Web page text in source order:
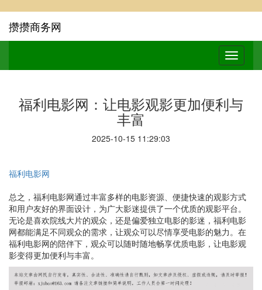
攒攒商务网
福利电影网：让电影观影更加便利与
丰富
2025-10-15 11:29:03
福利电影网
总之，福利电影网通过丰富多样的电影资源、便捷快速的观影方式
和用户友好的界面设计，为广大影迷提供了一个优质的观影平台。
无论是喜欢院线大片的观众，还是偏爱独立电影的影迷，福利电影
网都能满足不同观众的需求，让观众可以尽情享受电影的魅力。在
福利电影网的陪伴下，观众可以随时随地畅享优质电影，让电影观
影变得更加便利与丰富。